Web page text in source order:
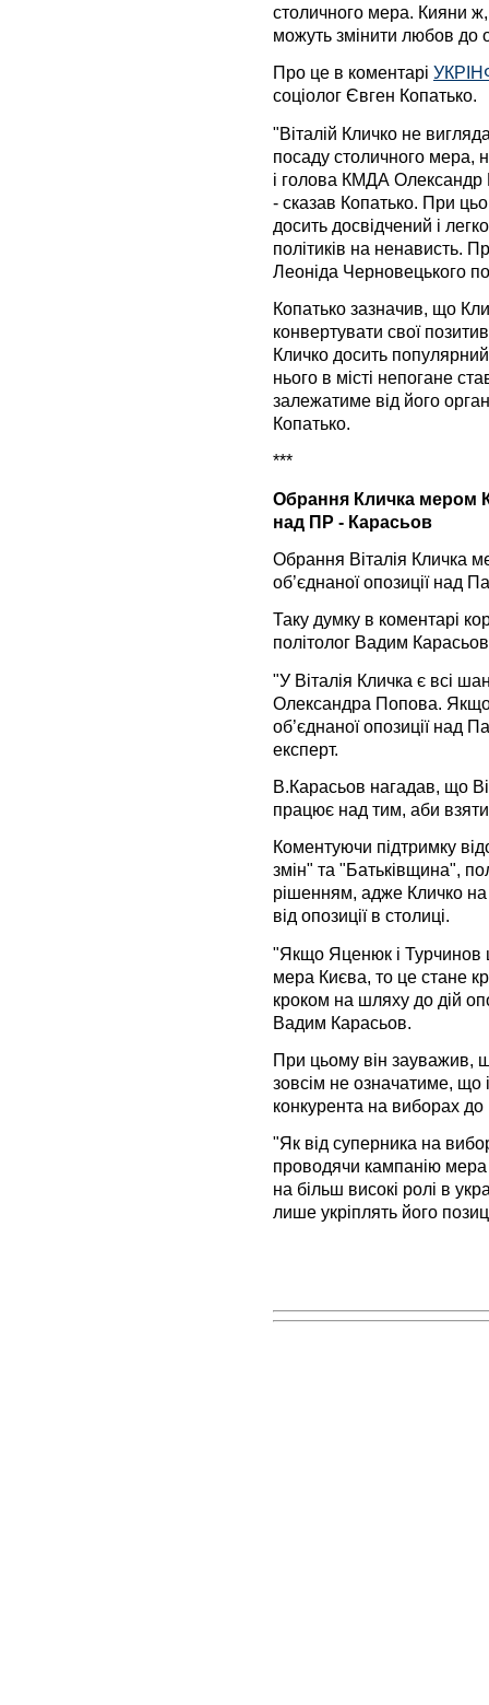
столичного мера. Кияни
можуть змінити любов до
Про це в коментарі
соціолог Євген Копатько.
"Віталій Кличко не
посаду столичного мера,
і голова КМДА Олександр
- сказав Копатько. При
досить досвідчений і
політиків на ненависть.
Леоніда Черновецького
Копатько зазначив, що
конвертувати свої
Кличко досить
нього в місті непогане
залежатиме від його
Копатько.
***
Обрання Кличка мером
над ПР - Карасьов
Обрання Віталія Кличка
об’єднаної опозиції над
Таку думку в коментарі
політолог Вадим
"У Віталія Кличка є всі
Олександра Попова. Якщо
об’єднаної опозиції над
експерт.
В.Карасьов нагадав, що
працює над тим, аби
Коментуючи підтримку
змін" та "Батьківщина",
рішенням, адже Кличко на
від опозиції в столиці.
"Якщо Яценюк і Турчинов
мера Києва, то це стане
кроком на шляху до дій
Вадим Карасьов.
При цьому він зауважив,
зовсім не означатиме, що
конкурента на виборах до
"Як від суперника на
проводячи кампанію
на більш високі ролі в
лише укріплять його